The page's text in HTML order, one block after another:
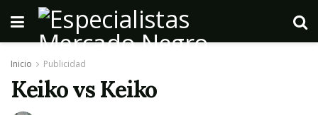
Inicio Publicidad
Keiko vs Keiko